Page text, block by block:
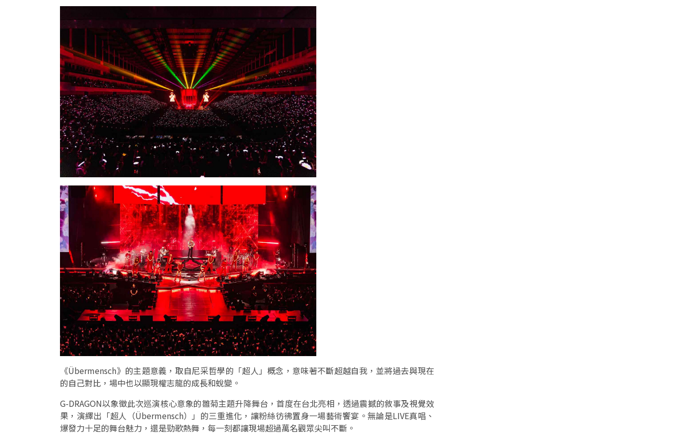
《Übermensch》的主題意義，取自尼采哲學的「超人」概念，意味著不斷超越自我，並將過去與現在
的自己對比，場中也以顯現權志龍的成長和蛻變。
G-DRAGON以象徵此次巡演核心意象的雛菊主題升降舞台，首度在台北亮相，透過震撼的敘事及視覺效
果，演繹出「超人（Übermensch）」的三重進化，讓粉絲彷彿置身一場藝術饗宴。無論是LIVE真唱、
爆發力十足的舞台魅力，還是勁歌熱舞，每一刻都讓現場超過萬名觀眾尖叫不斷。